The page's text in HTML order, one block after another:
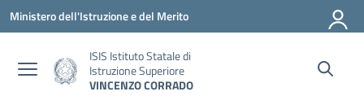
Vai ai contenuti
Vai al menu di navigazione
Vai al footer
Ministero dell'Istruzione e del Merito
ISIS Istituto Statale di
Istruzione Superiore
VINCENZO CORRADO